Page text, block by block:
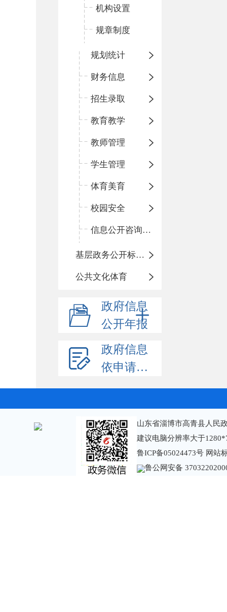
机构设置
规章制度
规划统计
财务信息
招生录取
教育教学
教师管理
学生管理
体育美育
校园安全
信息公开咨询指南
基层政务公开标准化规范化
公共文化体育
政府信息
公开年报
政府信息
依申请公开
山东省淄博市高青县人民
建议电脑分辨率大于
鲁ICP备05024473号 网站
鲁公网安备